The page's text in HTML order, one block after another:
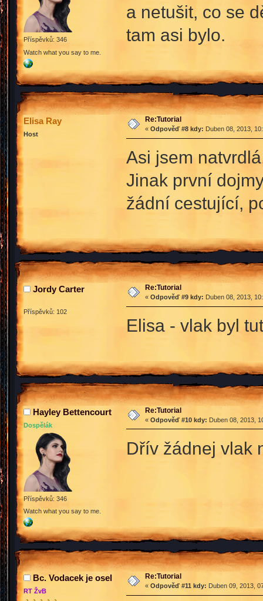
Příspěvků: 346
Watch what you say to me.
a netušit, co se
tam asi bylo.
Elisa Ray
Host
Re:Tutorial
« Odpověď #8 kdy: Duben 08, 2013,
Asi jsem
Jinak první
žádní cestující,
Jordy Carter
Příspěvků: 102
Re:Tutorial
« Odpověď #9 kdy: Duben 08, 2013,
Elisa - vlak byl
Hayley Bettencourt
Dospělák
Příspěvků: 346
Watch what you say to me.
Re:Tutorial
« Odpověď #10 kdy: Duben 08, 2013,
Dřív žádnej vlak
Bc. Vodacek je osel
RT ŽvB
Re:Tutorial
« Odpověď #11 kdy: Duben 09, 2013,